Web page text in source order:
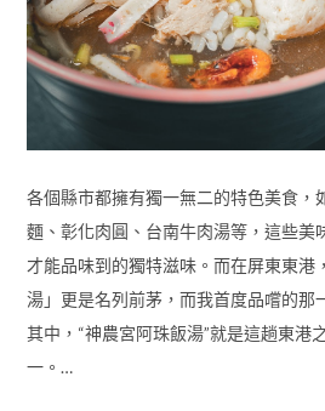
各個縣市都擁有獨一無二的特色美食，
麵、彰化肉圓、台南牛肉湯等，這些美
才能品味到的獨特滋味。而在屏東東港
湯」更是名列前茅，而我首度品嚐的那
其中，“神農宮阿珠飯湯”就是這趟東港
一。…